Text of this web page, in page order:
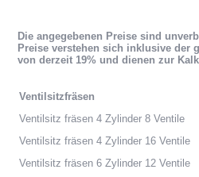
Die angegebenen Preise sind
Preise verstehen sich inklusive der
von derzeit 19% und dienen zur
Ventilsitzfräsen
Ventilsitz fräsen 4 Zylinder 8 Ventile
Ventilsitz fräsen 4 Zylinder 16 Ventile
Ventilsitz fräsen 6 Zylinder 12 Ventile